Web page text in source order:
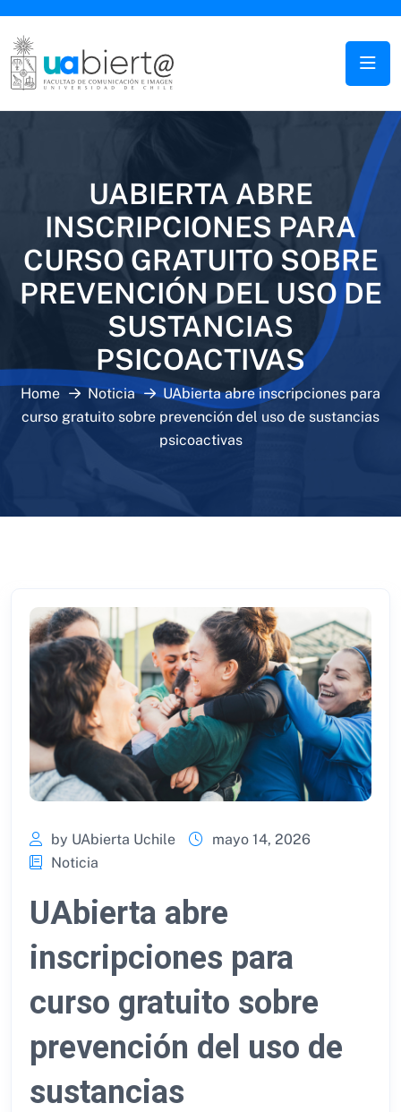
UABIERTA ABRE
INSCRIPCIONES PARA
CURSO GRATUITO SOBRE
PREVENCIÓN DEL USO DE
SUSTANCIAS
PSICOACTIVAS
Home Noticia
UAbierta abre inscripciones para
curso gratuito sobre prevención del uso de sustancias
psicoactivas
by UAbierta Uchile
mayo 14, 2026
Noticia
UAbierta abre
inscripciones para
curso gratuito sobre
prevención del uso de
sustancias